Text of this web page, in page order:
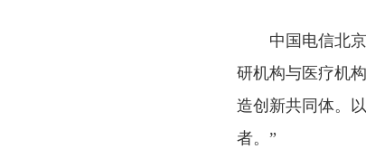
中国电信北
研机构与医疗机
造创新共同体。
者。”